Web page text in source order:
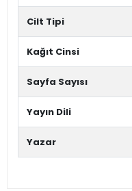
Cilt Tipi
Kağıt Cinsi
Sayfa Sayısı
Yayın Dili
Yazar